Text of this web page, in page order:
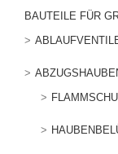
BAUTEILE FÜR